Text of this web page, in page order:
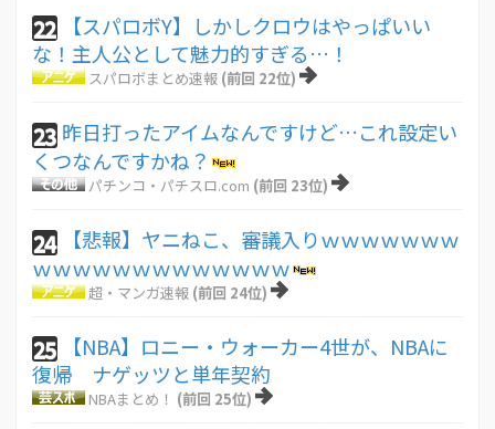
22
【スパロボY】しかしクロウはやっぱいい
な！主人公として魅力的すぎる…！
スパロボまとめ速報 (前回 22位)
23 昨日打ったアイムなんですけど…これ設定い
くつなんですかね？
パチンコ・パチスロ.com (前回 23位)
24
【悲報】ヤニねこ、審議入りｗｗｗｗｗｗｗ
ｗｗｗｗｗｗｗｗｗｗｗｗｗ
超・マンガ速報 (前回 24位)
25
【NBA】ロニー・ウォーカー4世が、NBAに
復帰 ナゲッツと単年契約
NBAまとめ！ (前回 25位)